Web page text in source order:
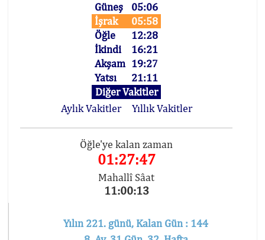
Güneş
05:06
İşrak
05:58
Öğle
12:28
İkindi
16:21
Akşam 19:27
Yatsı
21:11
Diğer Vakitler
Aylık Vakitler
Yıllık Vakitler
Öğle'ye kalan zaman
01:27:47
Mahallî Sâat
11:00:13
Yılın 221. günü, Kalan Gün : 144